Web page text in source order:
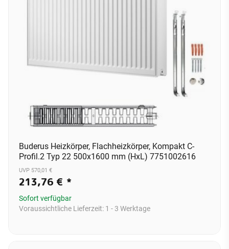
Buderus Heizkörper, Flachheizkörper, Kompakt C-
Profil.2 Typ 22 500x1600 mm (HxL) 7751002616
UVP 570,01 €
213,76 € *
Sofort verfügbar
Voraussichtliche Lieferzeit: 1 - 3 Werktage